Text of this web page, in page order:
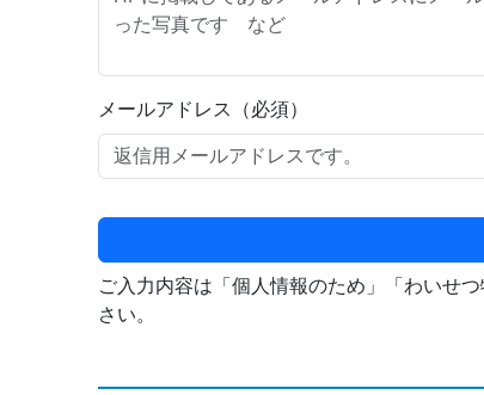
メールアドレス（必須）
ご入力内容は「個人情報のため」「わいせ
さい。